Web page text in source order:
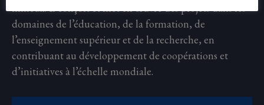
milieux. Il conçoit et met en œuvre des projets dans les
domaines de l’éducation, de la formation, de
l’enseignement supérieur et de la recherche, en
contribuant au développement de coopérations et
d’initiatives à l’échelle mondiale.